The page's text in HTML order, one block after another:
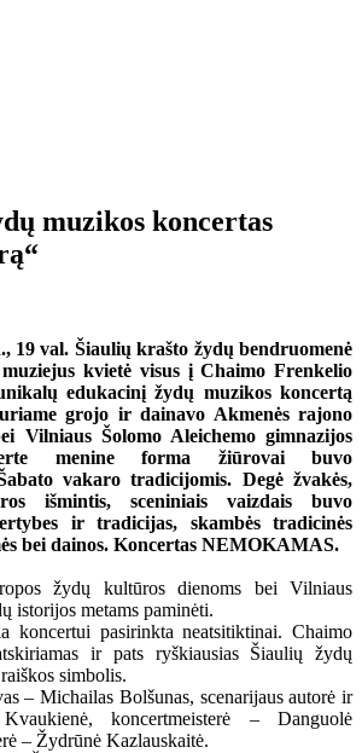
muzikos koncertas
19 val. Šiaulių krašto žydų bendruomenė
kvietė visus į Chaimo Frenkelio
edukacinį žydų muzikos koncertą
grojo ir dainavo Akmenės rajono
Vilniaus Šolomo Aleichemo gimnazijos
menine forma žiūrovai buvo
vakaro tradicijomis. Degė žvakės,
išmintis, sceniniais vaizdais buvo
ir tradicijas, skambės tradicinės
bei dainos. Koncertas NEMOKAMAS.
žydų kultūros dienoms bei Vilniaus
istorijos metams paminėti.
koncertui pasirinkta neatsitiktinai. Chaimo
ir pats ryškiausias Šiaulių žydų
simbolis.
– Michailas Bolšunas, scenarijaus autorė ir
koncertmeisterė – Danguolė
– Žydrūnė Kazlauskaitė.